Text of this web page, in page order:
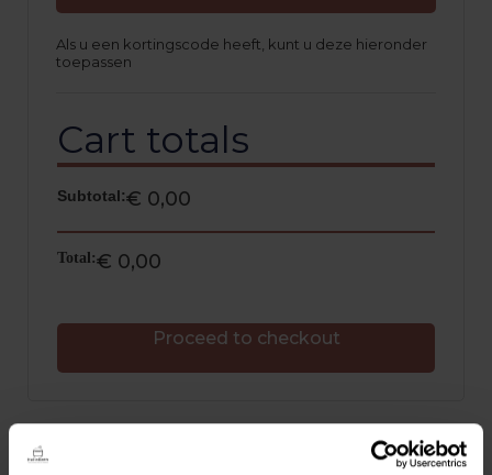
Als u een kortingscode heeft, kunt u deze hieronder
toepassen
Cart totals
€ 0,00
€ 0,00
Proceed to checkout